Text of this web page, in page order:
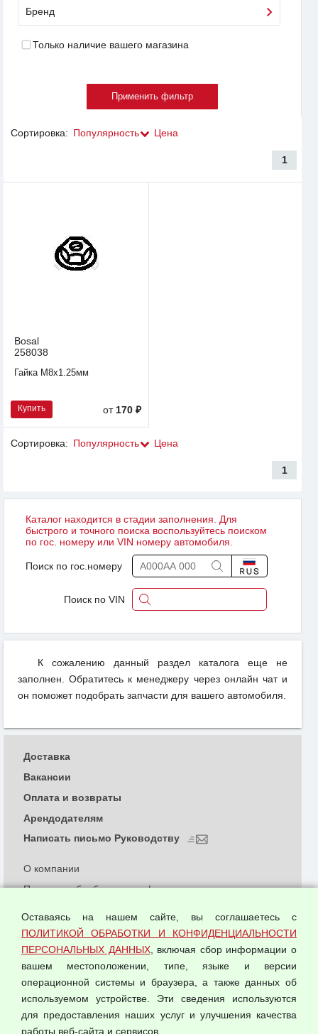
Бренд
Только наличие вашего магазина
Сортировка: Популярность Цена
1
Bosal
258038
Гайка М8x1.25мм
Купить от 170 ₽
Сортировка: Популярность Цена
1
Каталог находится в стадии заполнения. Для
быстрого и точного поиска воспользуйтесь поиском
по гос. номеру или VIN номеру автомобиля.
Поиск по гос.номеру
Поиск по VIN
К сожалению данный раздел каталога еще не
заполнен. Обратитесь к менеджеру через онлайн чат и
он поможет подобрать запчасти для вашего автомобиля.
© 2026 ООО "Феникс"
О компании
Политика обработки и конфиденциальности
Согласием на обработку персональных данных
Оферта оптовой купли-продажи
Публичная оферта
Доставка
Вакансии
Оплата и возвраты
Арендодателям
Написать письмо Руководству
Оставаясь на нашем сайте, вы соглашаетесь с
ПОЛИТИКОЙ ОБРАБОТКИ И КОНФИДЕНЦИАЛЬНОСТИ
ПЕРСОНАЛЬНЫХ ДАННЫХ, включая сбор информации о
вашем местоположении, типе, языке и версии
операционной системы и браузера, а также данных об
используемом устройстве. Эти сведения используются
для предоставления наших услуг и улучшения качества
работы веб-сайта и сервисов.